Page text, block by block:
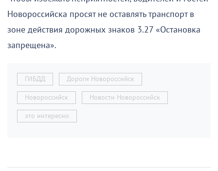
Новороссийска просят не оставлять транспорт в
зоне действия дорожных знаков 3.27 «Остановка
запрещена».
ГИБДД Дороги Новороссийск
Новороссийск Новости Новороссийск
это интересно